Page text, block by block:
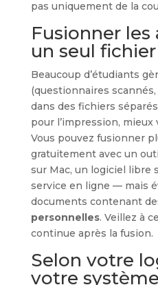
pas uniquement de la
Fusionner les
un seul fichier
Beaucoup d’étudiants
(questionnaires
dans des fichiers
pour l’impression, mieux
Vous pouvez fusionner
gratuitement avec un
sur Mac, un logiciel libre
service en ligne — mais
documents contenant
personnelles. Veillez à
continue après la fusion.
Selon votre
votre système